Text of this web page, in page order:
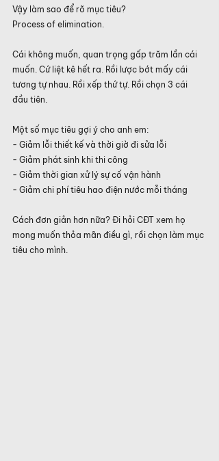
Vậy làm sao để rõ mục tiêu?
Process of elimination.
Cái không muốn, quan trọng gấp trăm lần cái
muốn. Cứ liệt kê hết ra. Rồi lược bớt mấy cái
tương tự nhau. Rồi xếp thứ tự. Rồi chọn 3 cái
đầu tiên.
Một số mục tiêu gợi ý cho anh em:
- Giảm lỗi thiết kế và thời giờ đi sửa lỗi
- Giảm phát sinh khi thi công
- Giảm thời gian xử lý sự cố vận hành
- Giảm chi phí tiêu hao điện nước mỗi tháng
Cách đơn giản hơn nữa? Đi hỏi CĐT xem họ
mong muốn thỏa mãn điều gì, rồi chọn làm mục
tiêu cho mình.